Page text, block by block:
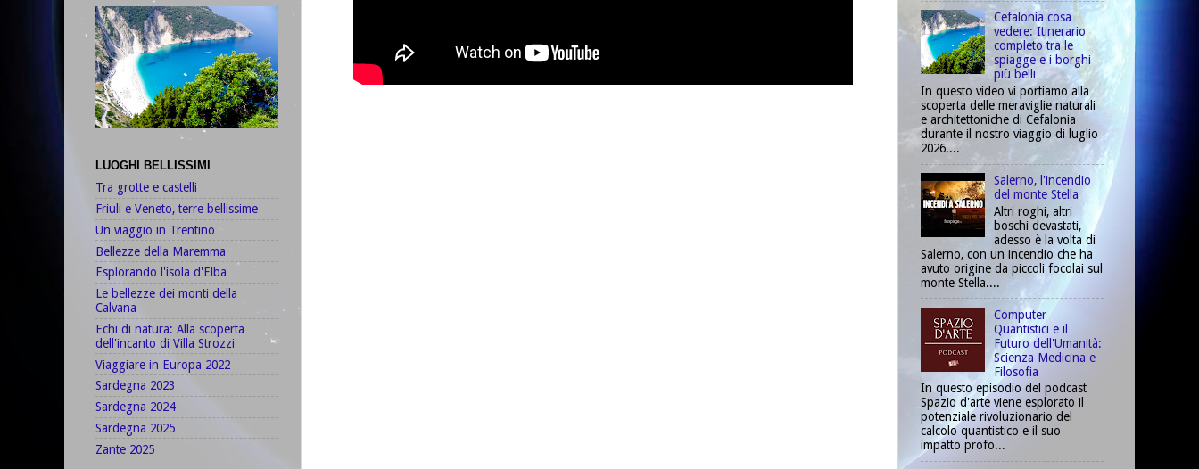
LUOGHI BELLISSIMI
Tra grotte e castelli
Friuli e Veneto, terre bellissime
Un viaggio in Trentino
Bellezze della Maremma
Esplorando l'isola d'Elba
Le bellezze dei monti della
Calvana
Echi di natura: Alla scoperta
dell'incanto di Villa Strozzi
Viaggiare in Europa 2022
Sardegna 2023
Sardegna 2024
Sardegna 2025
Zante 2025
Cefalonia cosa
vedere: Itinerario
completo tra le
spiagge e i borghi
più belli
In questo video vi portiamo alla
scoperta delle meraviglie naturali
e architettoniche di Cefalonia
durante il nostro viaggio di luglio
2026....
Salerno, l'incendio
del monte Stella
Altri roghi, altri
boschi devastati,
adesso è la volta di
Salerno, con un incendio che ha
avuto origine da piccoli focolai sul
monte Stella....
Computer
Quantistici e il
Futuro dell'Umanità:
Scienza Medicina e
Filosofia
In questo episodio del podcast
Spazio d'arte viene esplorato il
potenziale rivoluzionario del
calcolo quantistico e il suo
impatto profo...